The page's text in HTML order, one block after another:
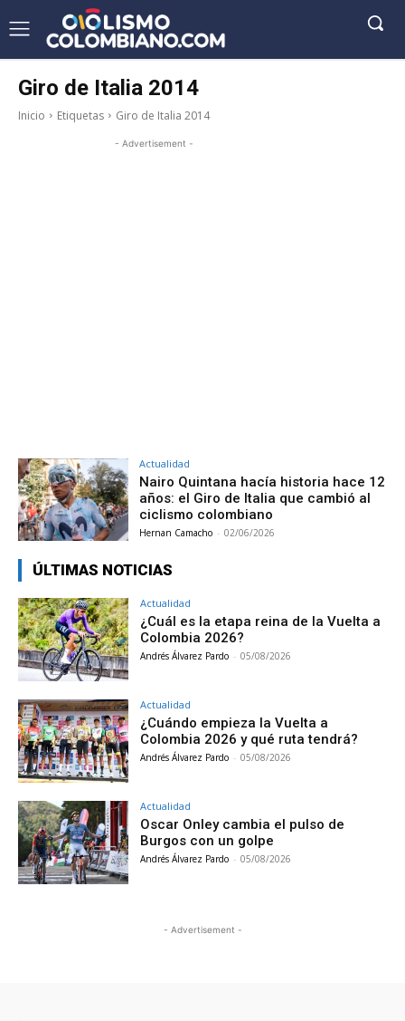
Giro de Italia 2014
Inicio Etiquetas Giro de Italia 2014
- Advertisement -
Actualidad
Nairo Quintana hacía historia hace 12
años: el Giro de Italia que cambió al
ciclismo colombiano
Hernan Camacho - 02/06/2026
ÚLTIMAS NOTICIAS
Actualidad
¿Cuál es la etapa reina de la Vuelta a
Colombia 2026?
Andrés Álvarez Pardo - 05/08/2026
Actualidad
¿Cuándo empieza la Vuelta a
Colombia 2026 y qué ruta tendrá?
Andrés Álvarez Pardo - 05/08/2026
Actualidad
Oscar Onley cambia el pulso de
Burgos con un golpe
Andrés Álvarez Pardo - 05/08/2026
- Advertisement -